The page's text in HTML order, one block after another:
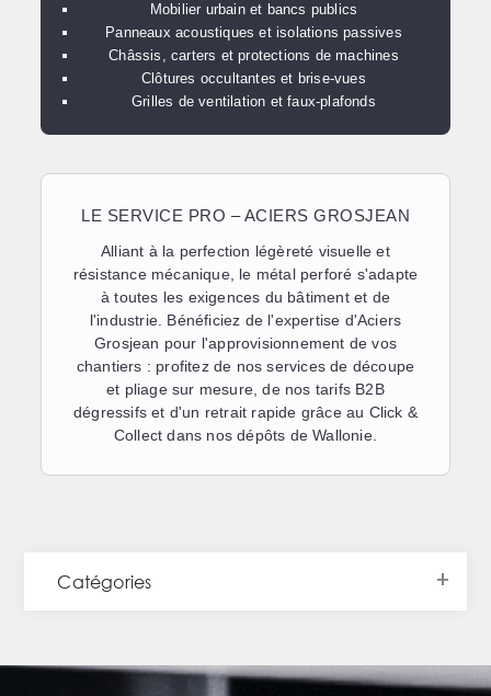
Mobilier urbain et bancs publics
Panneaux acoustiques et isolations passives
Châssis, carters et protections de machines
Clôtures occultantes et brise-vues
Grilles de ventilation et faux-plafonds
LE SERVICE PRO – ACIERS GROSJEAN
Alliant à la perfection légèreté visuelle et
résistance mécanique, le métal perforé s'adapte
à toutes les exigences du bâtiment et de
l'industrie. Bénéficiez de l'expertise d'Aciers
Grosjean pour l'approvisionnement de vos
chantiers : profitez de nos services de découpe
et pliage sur mesure, de nos tarifs B2B
dégressifs et d'un retrait rapide grâce au Click &
Collect dans nos dépôts de Wallonie.
Catégories